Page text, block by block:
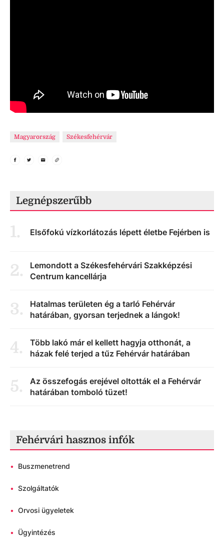
Magyarország Székesfehérvár
Legnépszerűbb
1. Elsőfokú vízkorlátozás lépett életbe Fejérben is
2.
Lemondott a Székesfehérvári Szakképzési
Centrum kancellárja
3.
Hatalmas területen ég a tarló Fehérvár
határában, gyorsan terjednek a lángok!
4.
Több lakó már el kellett hagyja otthonát, a
házak felé terjed a tűz Fehérvár határában
5.
Az összefogás erejével oltották el a Fehérvár
határában tomboló tüzet!
Fehérvári hasznos infók
• Buszmenetrend
• Szolgáltatók
• Orvosi ügyeletek
• Ügyintézés